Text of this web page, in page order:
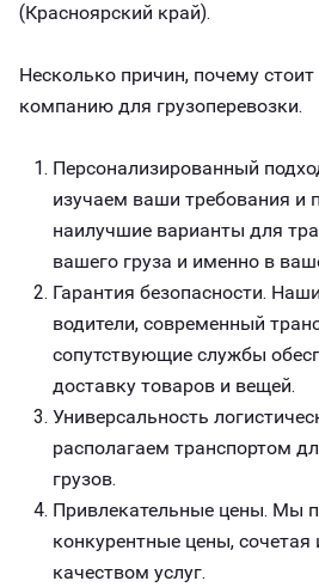
(Красноярский край).
Несколько причин, почему
компанию для грузоперевозки.
Персонализированный
изучаем ваши требования и
наилучшие варианты для
вашего груза и именно в
Гарантия безопасности.
водители, современный
сопутствующие службы
доставку товаров и вещей.
Универсальность
располагаем транспортом
грузов.
Привлекательные цены. Мы
конкурентные цены,
качеством услуг.